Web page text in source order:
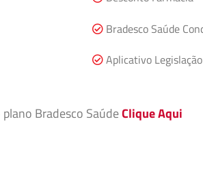
Bradesco Saúde
Aplicativo
Bradesco SaúdeClique Aqui